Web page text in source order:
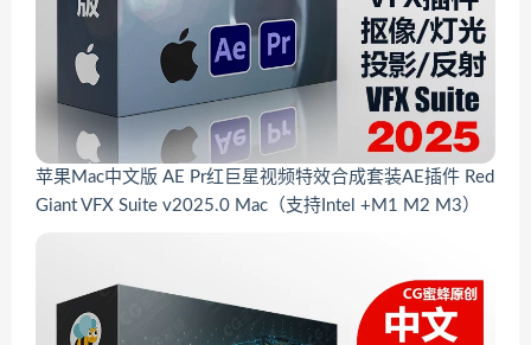
苹果Mac中文版 AE Pr红巨星视频特效合成套装AE插件 Red
Giant VFX Suite v2025.0 Mac（支持Intel +M1 M2 M3）